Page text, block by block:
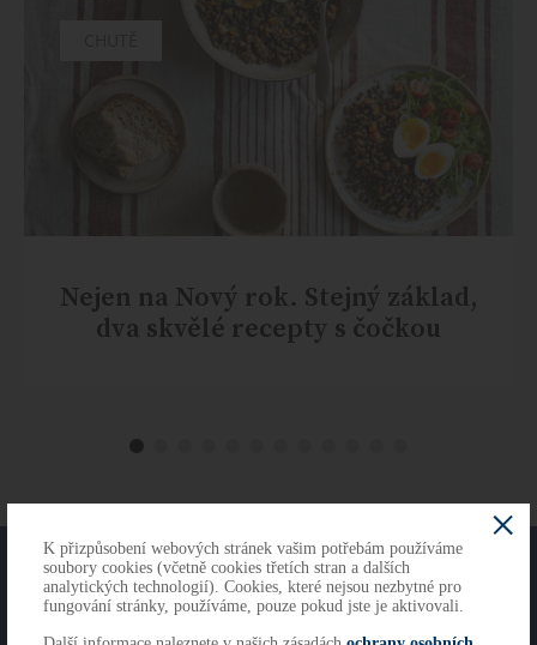
Nejen na Nový rok. Stejný základ,
dva skvělé recepty s čočkou
O NÁS KONTAKTY
K přizpůsobení webových stránek vašim potřebám používáme
soubory cookies (včetně cookies třetích stran a dalších
analytických technologií). Cookies, které nejsou nezbytné pro
fungování stránky, používáme, pouze pokud jste je aktivovali.